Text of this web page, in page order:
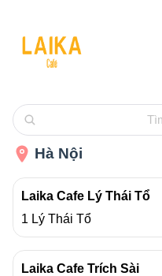
Hà Nội
Laika Cafe Lý Thái Tổ
1 Lý Thái Tổ
Laika Cafe Trích Sài